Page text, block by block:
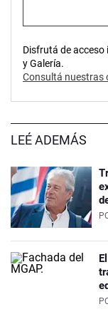
Disfrutá de
y Galería.
Consultá nuestras
LEÉ ADEMÁS